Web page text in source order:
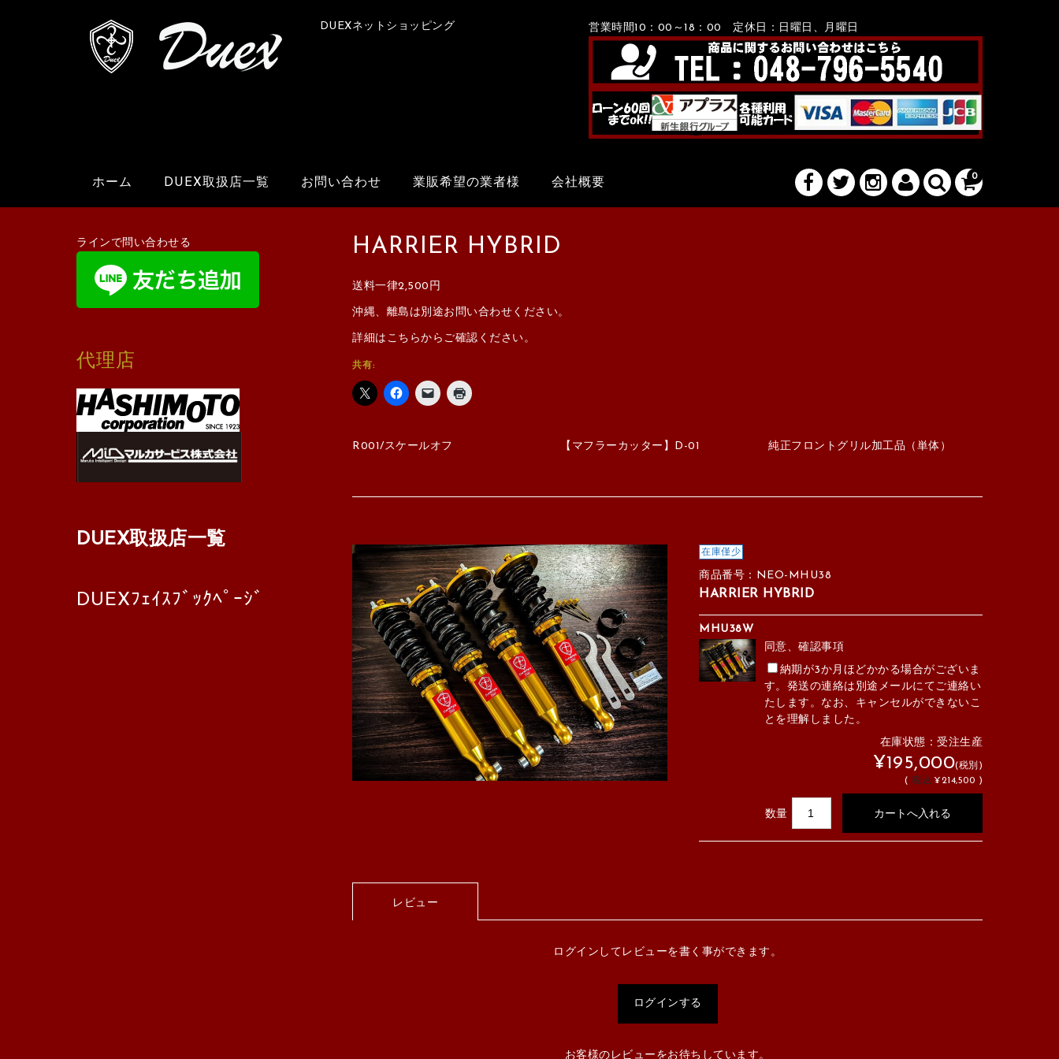
DUEXネットショッピング 営業時間10：00～18：00 定休日：日曜日、月曜日
0
ホーム DUEX取扱店一覧 お問い合わせ 業販希望の業者様 会社概要
HARRIER HYBRID
送料一律2,500円
沖縄、離島は別途お問い合わせください。
詳細はこちらからご確認ください。
共有:
R001/スケールオフ 【マフラーカッター】D-01 純正フロントグリル加工品（単体）
在庫僅少
商品番号：NEO-MHU38
HARRIER HYBRID
MHU38W
同意、確認事項
納期が3か月ほどかかる場合がございま
す。発送の連絡は別途メールにてご連絡い
たします。なお、キャンセルができないこ
とを理解しました。
在庫状態：受注生産
¥195,000(税別)
( 税込 ¥214,500 )
数量
レビュー
ログインしてレビューを書く事ができます。
ログインする
お客様のレビューをお待ちしています。
ラインで問い合わせる
代理店
DUEX取扱店一覧
DUEXﾌｪｲｽﾌﾞｯｸﾍﾟｰｼﾞ